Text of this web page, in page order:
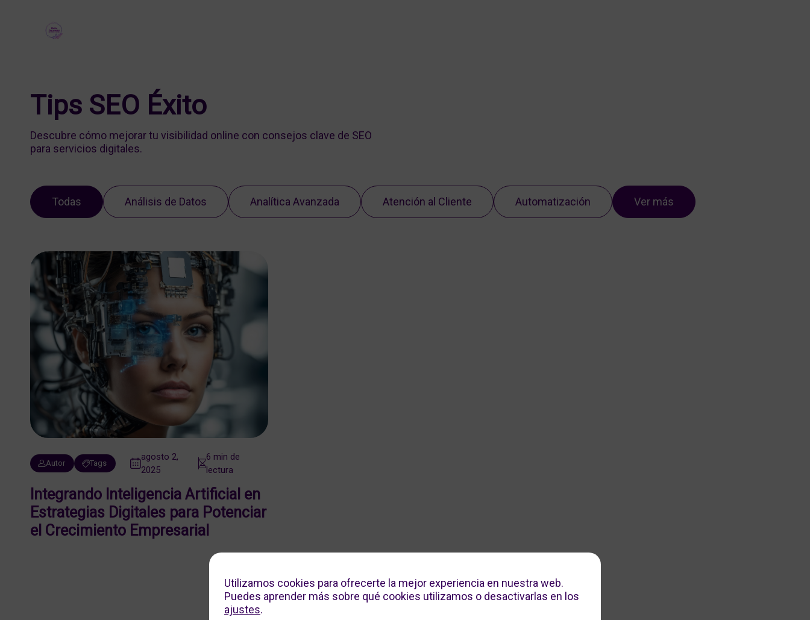
Tips SEO Éxito
Descubre cómo mejorar tu visibilidad online con consejos clave de SEO
para servicios digitales.
Todas Análisis de Datos Analítica Avanzada Atención al Cliente Automatización Ver más
Autor Tags
agosto 2,
2025
6 min de
lectura
Integrando Inteligencia Artificial en
Estrategias Digitales para Potenciar
el Crecimiento Empresarial
Utilizamos cookies para ofrecerte la mejor experiencia en nuestra web.
Puedes aprender más sobre qué cookies utilizamos o desactivarlas en los
ajustes.